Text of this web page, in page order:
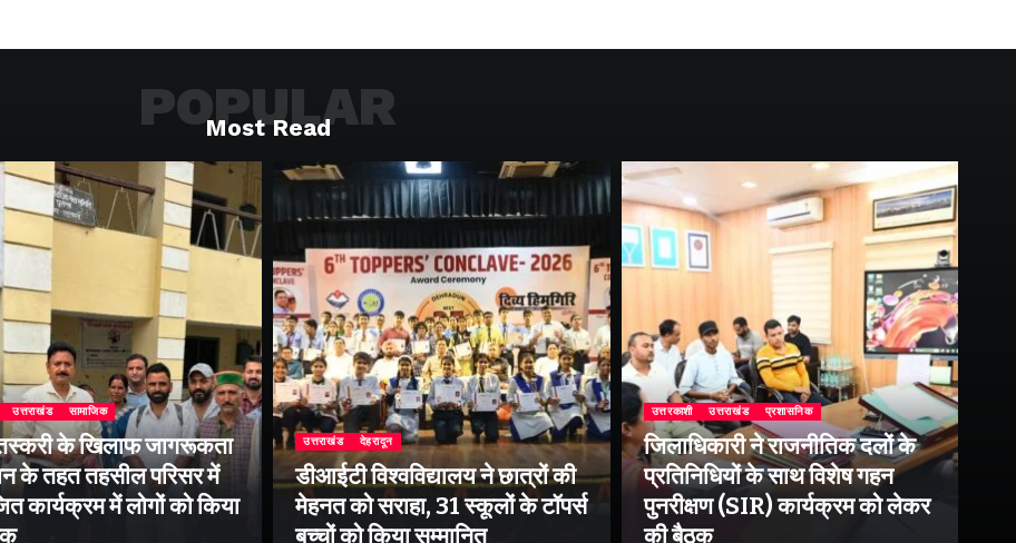
Most Read
POPULAR
उत्तराखंड सामाजिक
के खिलाफ जागरूकता
के तहत तहसील परिसर में
कार्यक्रम में लोगों को किया
उत्तराखंड देहरादून
डीआईटी विश्वविद्यालय ने छात्रों की
मेहनत को सराहा, 31 स्कूलों के टॉपर्स
बच्चों को किया सम्मानित
उत्तरकाशी उत्तराखंड प्रशासनिक
जिलाधिकारी ने राजनीतिक दलों के
प्रतिनिधियों के साथ विशेष गहन
पुनरीक्षण (SIR) कार्यक्रम को लेकर
की बैठक